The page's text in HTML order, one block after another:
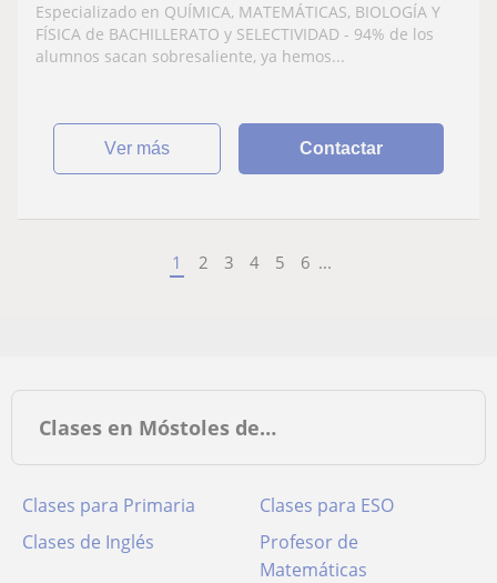
Especializado en QUÍMICA, MATEMÁTICAS, BIOLOGÍA Y
FÍSICA de BACHILLERATO y SELECTIVIDAD - 94% de los
alumnos sacan sobresaliente, ya hemos...
ver más Contactar
1 2 3 4 5 6 ...
Clases en Móstoles de…
Clases para Primaria
Clases para ESO
Clases de Inglés
Profesor de
Matemáticas